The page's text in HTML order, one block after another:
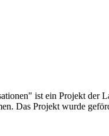
ist ein Projekt
Das Projekt wurde